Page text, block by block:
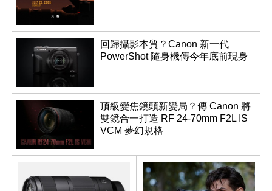
回歸攝影本質？Canon 新一代
PowerShot 隨身機傳今年底前現身
頂級變焦鏡頭新變局？傳 Canon 將
雙鏡合一打造 RF 24-70mm F2L IS
VCM 夢幻規格